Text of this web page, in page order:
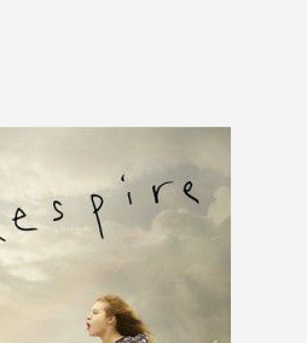
qu'à décrire le film.
!